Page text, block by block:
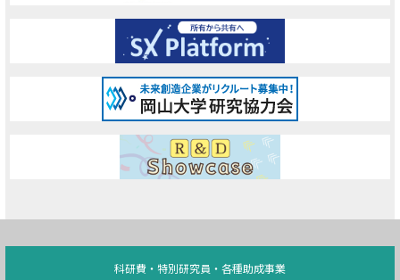
科研費・特別研究員・各種助成事業